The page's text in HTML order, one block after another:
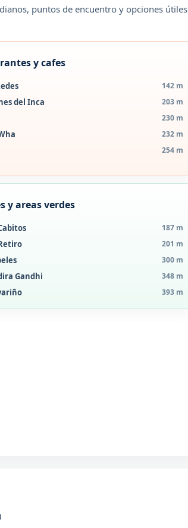
puntos de encuentro y opciones útiles
y cafes
142 m
del Inca 203 m
230 m
232 m
254 m
y areas verdes
187 m
201 m
300 m
Gandhi 348 m
393 m